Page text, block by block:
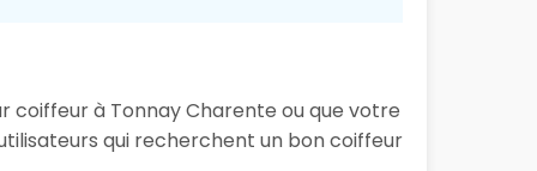
coiffeur à Tonnay Charente ou que votre
qui recherchent un bon coiffeur